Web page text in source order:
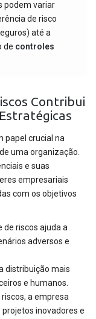
podem variar
de risco
até a
de controles
Contribui
papel crucial na
uma organização.
e suas
empresariais
com os objetivos
de riscos ajuda a
adversos e
distribuição mais
e humanos.
a empresa
inovadores e